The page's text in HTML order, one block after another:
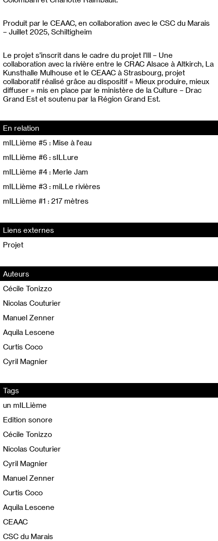
Produit par le CEAAC, en collaboration avec le CSC du Marais
– Juillet 2025, Schiltigheim
Le projet s’inscrit dans le cadre du projet l’Ill – Une
collaboration avec la rivière entre le CRAC Alsace à Altkirch, La
Kunsthalle Mulhouse et le CEAAC à Strasbourg, projet
collaboratif réalisé grâce au dispositif « Mieux produire, mieux
diffuser » mis en place par le ministère de la Culture – Drac
Grand Est et soutenu par la Région Grand Est.
En relation
mILLième #5 : Mise à l'eau
mILLième #6 : sILLure
mILLième #4 : Merle Jam
mILLième #3 : miLLe rivières
mILLième #1 : 217 mètres
Liens externes
Projet
Auteurs
Cécile Tonizzo
Nicolas Couturier
Manuel Zenner
Aquila Lescene
Curtis Coco
Cyril Magnier
Tags
un mILLième
Edition sonore
Cécile Tonizzo
Nicolas Couturier
Cyril Magnier
Manuel Zenner
Curtis Coco
Aquila Lescene
CEAAC
CSC du Marais